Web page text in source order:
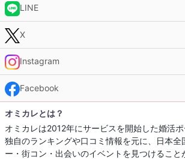
LINE
X
Instagram
Facebook
オミカレとは？
オミカレは2012年にサービスを開始した婚活ポ
独自のランキングや口コミ情報を元に、日本全
ー・街コン・出会いのイベントを見つけること